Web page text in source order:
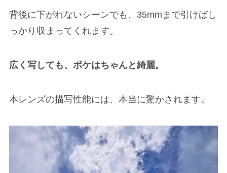
背後に下がれないシーンでも、35mmまで引けばし
っかり収まってくれます。
広く写しても、ボケはちゃんと綺麗。
本レンズの描写性能には、本当に驚かされます。